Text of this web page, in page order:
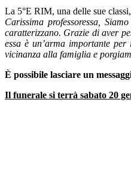
La 5°E RIM, una delle sue
Carissima professoressa,
caratterizzano. Grazie di aver
essa è un’arma importante
vicinanza alla famiglia e
È possibile lasciare un
Il funerale si terrà sabato 20